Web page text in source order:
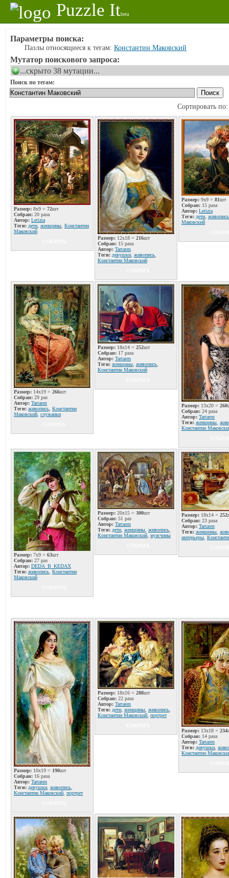
Puzzle Itbeta
Параметры поиска:
Пазлы относящиеся к тегам: Константин Маковский
Мутатор поискового запроса:
...скрыто 38 мутации...
Поиск по тегам:
Сортировать
Размер: 8x9 = 72шт
Собран: 20 раза
Автор: Letizia
Теги: дети женщины Константин
Маковский
Размер: 12x18 = 216шт
Собран: 15 раза
Автор: Tartaren
Теги: девушки живопись
Константин Маковский
Размер: 9x9 = 81шт
Собран: 15 раза
Автор: Letizia
Теги: дети живопись
Маковский
Размер: 14x19 = 266шт
Собран: 29 раз
Автор: Tartaren
Теги: живопись Константин
Маковский служанки
Размер: 18x14 = 252шт
Собран: 17 раза
Автор: Tartaren
Теги: женщины живопись
Константин Маковский
Размер: 13x20 = 260
Собран: 24 раза
Автор: Tartaren
Теги: женщины
Константин
Размер: 7x9 = 63шт
Собран: 27 раз
Автор: DЕDА_B_KEDAX
Теги: живопись Константин
Маковский
Размер: 20x15 = 300шт
Собран: 51 раз
Автор: Tartaren
Теги: дети женщины живопись
Константин Маковский мужчины
Размер: 18x14 = 252
Собран: 23 раза
Автор: Tartaren
Теги: женщины
интерьеры
Размер: 10x19 = 190шт
Собран: 16 раза
Автор: Tartaren
Теги: девушки живопись
Константин Маковский портрет
Размер: 18x16 = 288шт
Собран: 22 раза
Автор: Tartaren
Теги: дети женщины живопись
Константин Маковский портрет
Размер: 13x18 = 234
Собран: 14 раза
Автор: Tartaren
Теги: девушки
Константин